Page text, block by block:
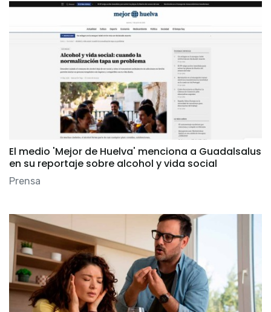
El medio 'Mejor de Huelva' menciona a Guadalsalus
en su reportaje sobre alcohol y vida social
Prensa